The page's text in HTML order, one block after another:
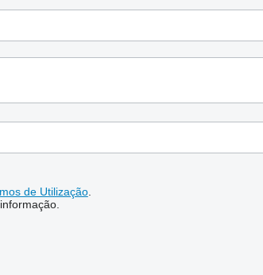
de Utilização.